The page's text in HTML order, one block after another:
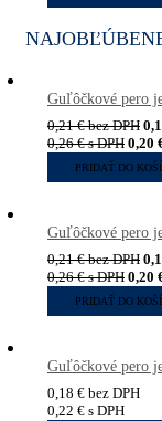
Guľôčkové pero
0,21€bez DPH
0,26€s DPH 0,20
PRIDAŤ DO
Guľôčkové pero
0,21€bez DPH
0,26€s DPH 0,20
PRIDAŤ DO
Guľôčkové pero
0,18 € bez DPH
0,22 € s DPH